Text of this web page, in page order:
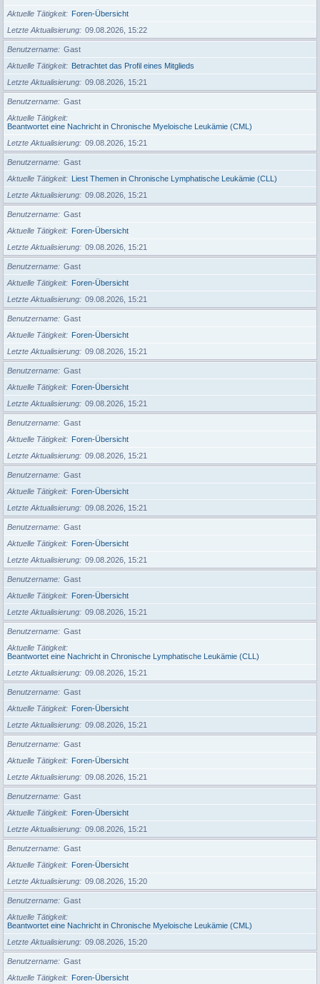
Aktuelle Tätigkeit
Foren-Übersicht
Letzte Aktualisierung
09.08.2026, 15:22
Benutzername
Gast
Aktuelle Tätigkeit
Betrachtet das Profil eines Mitglieds
Letzte Aktualisierung
09.08.2026, 15:21
Benutzername
Gast
Aktuelle Tätigkeit
Beantwortet eine Nachricht in Chronische Myeloische Leukämie (CML)
Letzte Aktualisierung
09.08.2026, 15:21
Benutzername
Gast
Aktuelle Tätigkeit
Liest Themen in Chronische Lymphatische Leukämie (CLL)
Letzte Aktualisierung
09.08.2026, 15:21
Benutzername
Gast
Aktuelle Tätigkeit
Foren-Übersicht
Letzte Aktualisierung
09.08.2026, 15:21
Benutzername
Gast
Aktuelle Tätigkeit
Foren-Übersicht
Letzte Aktualisierung
09.08.2026, 15:21
Benutzername
Gast
Aktuelle Tätigkeit
Foren-Übersicht
Letzte Aktualisierung
09.08.2026, 15:21
Benutzername
Gast
Aktuelle Tätigkeit
Foren-Übersicht
Letzte Aktualisierung
09.08.2026, 15:21
Benutzername
Gast
Aktuelle Tätigkeit
Foren-Übersicht
Letzte Aktualisierung
09.08.2026, 15:21
Benutzername
Gast
Aktuelle Tätigkeit
Foren-Übersicht
Letzte Aktualisierung
09.08.2026, 15:21
Benutzername
Gast
Aktuelle Tätigkeit
Foren-Übersicht
Letzte Aktualisierung
09.08.2026, 15:21
Benutzername
Gast
Aktuelle Tätigkeit
Foren-Übersicht
Letzte Aktualisierung
09.08.2026, 15:21
Benutzername
Gast
Aktuelle Tätigkeit
Beantwortet eine Nachricht in Chronische Lymphatische Leukämie (CLL)
Letzte Aktualisierung
09.08.2026, 15:21
Benutzername
Gast
Aktuelle Tätigkeit
Foren-Übersicht
Letzte Aktualisierung
09.08.2026, 15:21
Benutzername
Gast
Aktuelle Tätigkeit
Foren-Übersicht
Letzte Aktualisierung
09.08.2026, 15:21
Benutzername
Gast
Aktuelle Tätigkeit
Foren-Übersicht
Letzte Aktualisierung
09.08.2026, 15:21
Benutzername
Gast
Aktuelle Tätigkeit
Foren-Übersicht
Letzte Aktualisierung
09.08.2026, 15:20
Benutzername
Gast
Aktuelle Tätigkeit
Beantwortet eine Nachricht in Chronische Myeloische Leukämie (CML)
Letzte Aktualisierung
09.08.2026, 15:20
Benutzername
Gast
Aktuelle Tätigkeit
Foren-Übersicht